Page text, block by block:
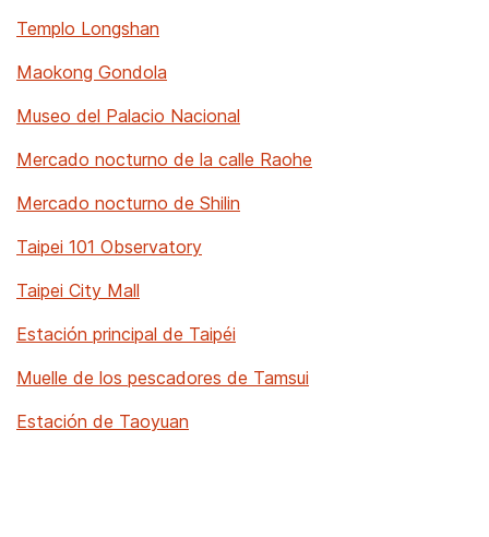
Templo Longshan
Maokong Gondola
Museo del Palacio Nacional
Mercado nocturno de la calle Raohe
Mercado nocturno de Shilin
Taipei 101 Observatory
Taipei City Mall
Estación principal de Taipéi
Muelle de los pescadores de Tamsui
Estación de Taoyuan